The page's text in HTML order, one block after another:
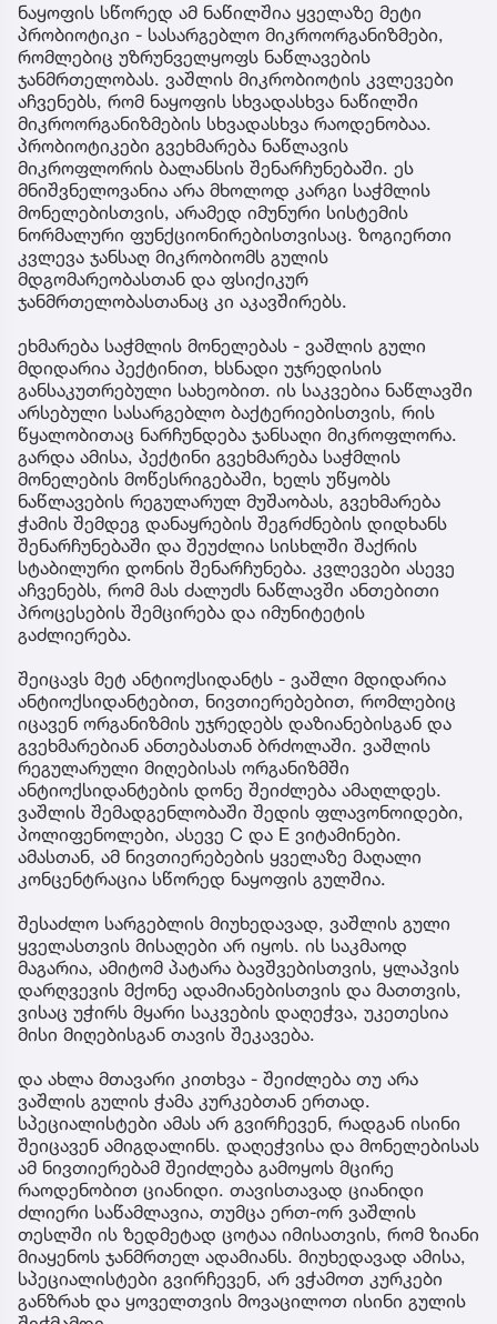
ნაყოფის სწორედ ამ ნაწილშია ყველაზე მეტი
პრობიოტიკი - სასარგებლო მიკროორგანიზმები,
რომლებიც უზრუნველყოფს ნაწლავების
ჯანმრთელობას. ვაშლის მიკრობიოტის კვლევები
აჩვენებს, რომ ნაყოფის სხვადასხვა ნაწილში
მიკროორგანიზმების სხვადასხვა რაოდენობაა.
პრობიოტიკები გვეხმარება ნაწლავის
მიკროფლორის ბალანსის შენარჩუნებაში. ეს
მნიშვნელოვანია არა მხოლოდ კარგი საჭმლის
მონელებისთვის, არამედ იმუნური სისტემის
ნორმალური ფუნქციონირებისთვისაც. ზოგიერთი
კვლევა ჯანსაღ მიკრობიომს გულის
მდგომარეობასთან და ფსიქიკურ
ჯანმრთელობასთანაც კი აკავშირებს.
ეხმარება საჭმლის მონელებას - ვაშლის გული
მდიდარია პექტინით, ხსნადი უჯრედისის
განსაკუთრებული სახეობით. ის საკვებია ნაწლავში
არსებული სასარგებლო ბაქტერიებისთვის, რის
წყალობითაც ნარჩუნდება ჯანსაღი მიკროფლორა.
გარდა ამისა, პექტინი გვეხმარება საჭმლის
მონელების მოწესრიგებაში, ხელს უწყობს
ნაწლავების რეგულარულ მუშაობას, გვეხმარება
ჭამის შემდეგ დანაყრების შეგრძნების დიდხანს
შენარჩუნებაში და შეუძლია სისხლში შაქრის
სტაბილური დონის შენარჩუნება. კვლევები ასევე
აჩვენებს, რომ მას ძალუძს ნაწლავში ანთებითი
პროცესების შემცირება და იმუნიტეტის
გაძლიერება.
შეიცავს მეტ ანტიოქსიდანტს - ვაშლი მდიდარია
ანტიოქსიდანტებით, ნივთიერებებით, რომლებიც
იცავენ ორგანიზმის უჯრედებს დაზიანებისგან და
გვეხმარებიან ანთებასთან ბრძოლაში. ვაშლის
რეგულარული მიღებისას ორგანიზმში
ანტიოქსიდანტების დონე შეიძლება ამაღლდეს.
ვაშლის შემადგენლობაში შედის ფლავონოიდები,
პოლიფენოლები, ასევე C და E ვიტამინები.
ამასთან, ამ ნივთიერებების ყველაზე მაღალი
კონცენტრაცია სწორედ ნაყოფის გულშია.
შესაძლო სარგებლის მიუხედავად, ვაშლის გული
ყველასთვის მისაღები არ იყოს. ის საკმაოდ
მაგარია, ამიტომ პატარა ბავშვებისთვის, ყლაპვის
დარღვევის მქონე ადამიანებისთვის და მათთვის,
ვისაც უჭირს მყარი საკვების დაღეჭვა, უკეთესია
მისი მიღებისგან თავის შეკავება.
და ახლა მთავარი კითხვა - შეიძლება თუ არა
ვაშლის გულის ჭამა კურკებთან ერთად.
სპეციალისტები ამას არ გვირჩევენ, რადგან ისინი
შეიცავენ ამიგდალინს. დაღეჭვისა და მონელებისას
ამ ნივთიერებამ შეიძლება გამოყოს მცირე
რაოდენობით ციანიდი. თავისთავად ციანიდი
ძლიერი საწამლავია, თუმცა ერთ-ორ ვაშლის
თესლში ის ზედმეტად ცოტაა იმისათვის, რომ ზიანი
მიაყენოს ჯანმრთელ ადამიანს. მიუხედავად ამისა,
სპეციალისტები გვირჩევენ, არ ვჭამოთ კურკები
განზრახ და ყოველთვის მოვაცილოთ ისინი გულის